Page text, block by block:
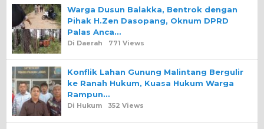
Warga Dusun Balakka, Bentrok dengan
Pihak H.Zen Dasopang, Oknum DPRD
Palas Anca…
Di Daerah 771 Views
Konflik Lahan Gunung Malintang Bergulir
ke Ranah Hukum, Kuasa Hukum Warga
Rampun…
Di Hukum 352 Views